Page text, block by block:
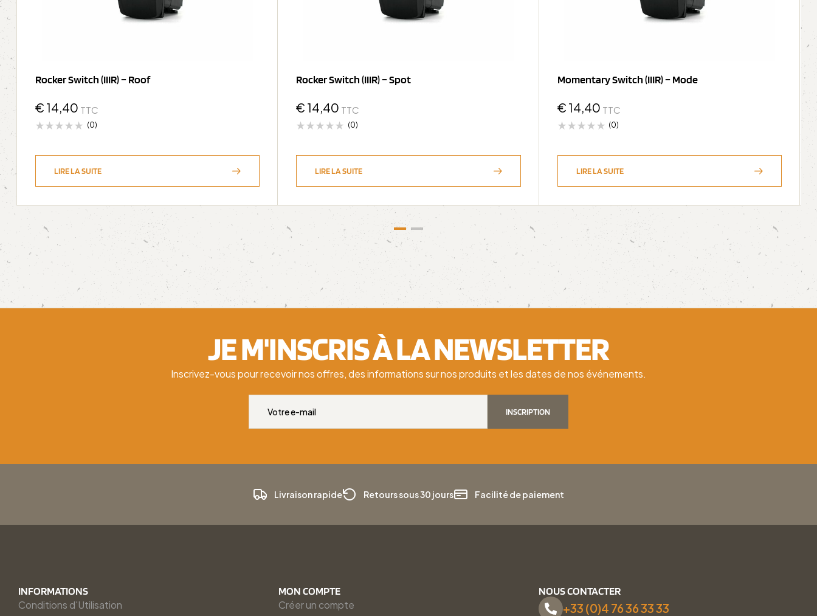
Rocker Switch (IIIR) – Roof
€ 14,40 TTC
(0)
LIRE LA SUITE
Rocker Switch (IIIR) – Spot
€ 14,40 TTC
(0)
LIRE LA SUITE
Momentary Switch (IIIR) – Mode
€ 14,40 TTC
(0)
LIRE LA SUITE
JE M'INSCRIS À LA NEWSLETTER
Inscrivez-vous pour recevoir nos offres, des informations sur nos produits et les dates de nos événements.
INSCRIPTION
Livraison rapide Retours sous 30 jours Facilité de paiement
INFORMATIONS
Conditions d'Utilisation
MON COMPTE
Créer un compte
NOUS CONTACTER
+33 (0)4 76 36 33 33